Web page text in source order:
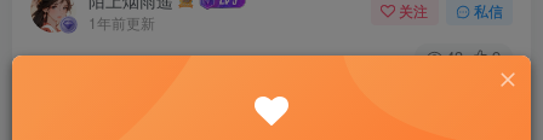
1年前更新
关注 私信
43 9